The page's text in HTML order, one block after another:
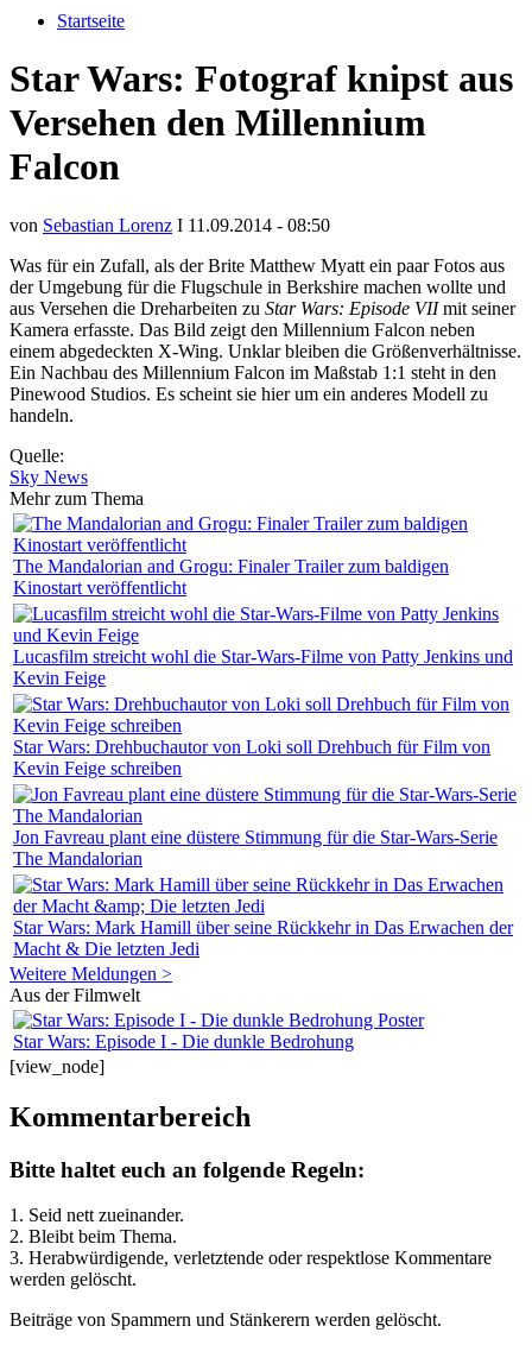
Startseite
Star Wars: Fotograf knipst aus
Versehen den Millennium
Falcon
von Sebastian Lorenz I 11.09.2014 - 08:50
Was für ein Zufall, als der Brite Matthew Myatt ein paar Fotos aus
der Umgebung für die Flugschule in Berkshire machen wollte und
aus Versehen die Dreharbeiten zu Star Wars: Episode VIImit seiner
Kamera erfasste. Das Bild zeigt den Millennium Falcon neben
einem abgedeckten X-Wing. Unklar bleiben die Größenverhältnisse.
Ein Nachbau des Millennium Falcon im Maßstab 1:1 steht in den
Pinewood Studios. Es scheint sie hier um ein anderes Modell zu
handeln.
Quelle:
Sky News
Mehr zum Thema
The Mandalorian and Grogu: Finaler Trailer zum baldigen
Kinostart veröffentlicht
Lucasfilm streicht wohl die Star-Wars-Filme von Patty Jenkins und
Kevin Feige
Star Wars: Drehbuchautor von Loki soll Drehbuch für Film von
Kevin Feige schreiben
Jon Favreau plant eine düstere Stimmung für die Star-Wars-Serie
The Mandalorian
Star Wars: Mark Hamill über seine Rückkehr in Das Erwachen der
Macht & Die letzten Jedi
Weitere Meldungen >
Aus der Filmwelt
Star Wars: Episode I - Die dunkle Bedrohung
[view_node]
Kommentarbereich
Bitte haltet euch an folgende Regeln:
1. Seid nett zueinander.
2. Bleibt beim Thema.
3. Herabwürdigende, verletztende oder respektlose Kommentare
werden gelöscht.
Beiträge von Spammern und Stänkerern werden gelöscht.